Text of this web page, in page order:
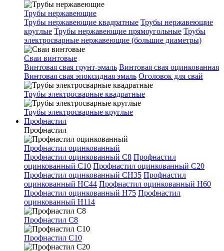
Трубы нержавеющие
Трубы нержавеющие квадратные Трубы нержавеющие
круглые Трубы нержавеющие прямоугольные Трубы
электросварные нержавеющие (большие диаметры)
Сваи винтовые
Винтовая свая грунт-эмаль Винтовая свая оцинкованная
Винтовая свая эпоксидная эмаль Оголовок для свай
Трубы электросварные квадратные
Трубы электросварные круглые
Профнастил
Профнастил
Профнастил оцинкованный
Профнастил оцинкованный С8 Профнастил
оцинкованный С10 Профнастил оцинкованный С20
Профнастил оцинкованный СН35 Профнастил
оцинкованный НС44 Профнастил оцинкованный Н60
Профнастил оцинкованный Н75 Профнастил
оцинкованный Н114
Профнастил С8
Профнастил С10